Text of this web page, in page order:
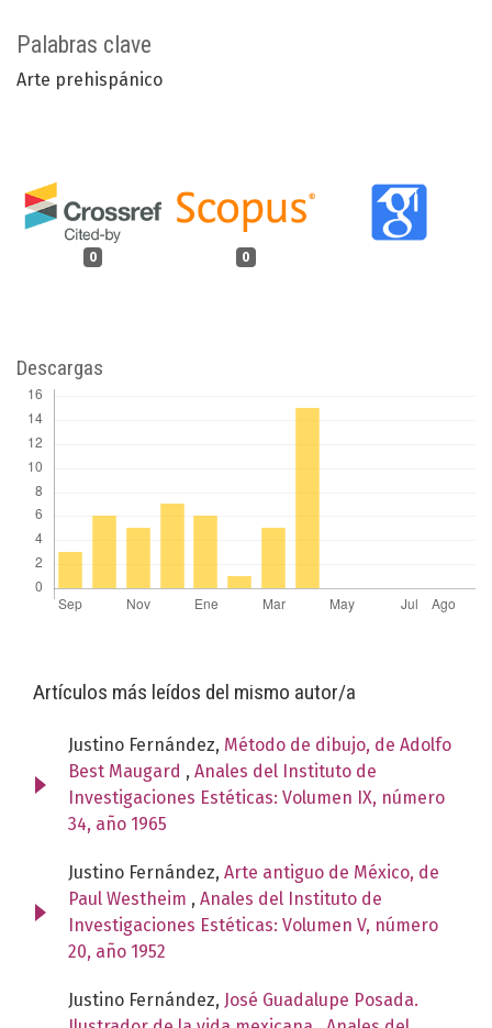
Palabras clave
Arte prehispánico
0 0
Descargas
Artículos más leídos del mismo autor/a
Justino Fernández, Método de dibujo, de Adolfo
Best Maugard , Anales del Instituto de
Investigaciones Estéticas: Volumen IX, número
34, año 1965
Justino Fernández, Arte antiguo de México, de
Paul Westheim , Anales del Instituto de
Investigaciones Estéticas: Volumen V, número
20, año 1952
Justino Fernández, José Guadalupe Posada.